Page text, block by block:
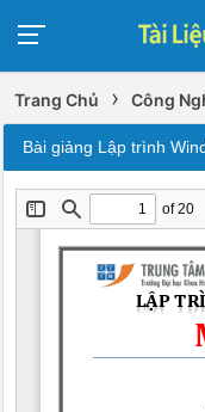
Trang Chủ › Công
Bài giảng Lập trình